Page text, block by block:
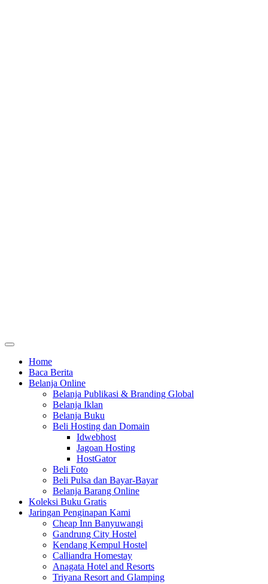
Home
Baca Berita
Belanja Online
Belanja Publikasi & Branding Global
Belanja Iklan
Belanja Buku
Beli Hosting dan Domain
Idwebhost
Jagoan Hosting
HostGator
Beli Foto
Beli Pulsa dan Bayar-Bayar
Belanja Barang Online
Koleksi Buku Gratis
Jaringan Penginapan Kami
Cheap Inn Banyuwangi
Gandrung City Hostel
Kendang Kempul Hostel
Calliandra Homestay
Anagata Hotel and Resorts
Triyana Resort and Glamping